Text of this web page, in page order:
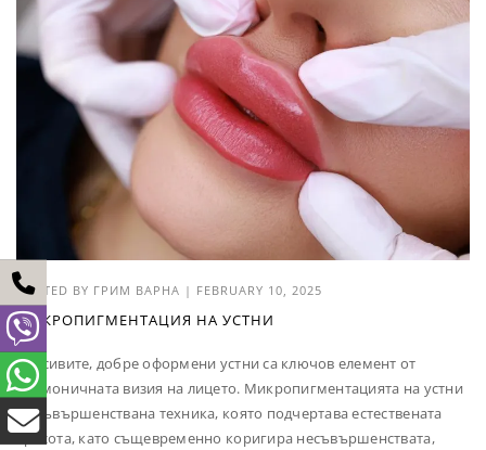
POSTED BY ГРИМ ВАРНА | FEBRUARY 10, 2025
МИКРОПИГМЕНТАЦИЯ НА УСТНИ
Красивите, добре оформени устни са ключов елемент от
хармоничната визия на лицето. Микропигментацията на устни
е усъвършенствана техника, която подчертава естествената
красота, като същевременно коригира несъвършенствата,